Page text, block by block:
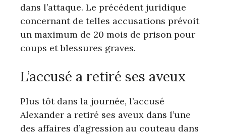
dans l’attaque. Le précédent juridique
concernant de telles accusations prévoit
un maximum de 20 mois de prison pour
coups et blessures graves.
L’accusé a retiré ses aveux
Plus tôt dans la journée, l’accusé
Alexander a retiré ses aveux dans l’une
des affaires d’agression au couteau dans